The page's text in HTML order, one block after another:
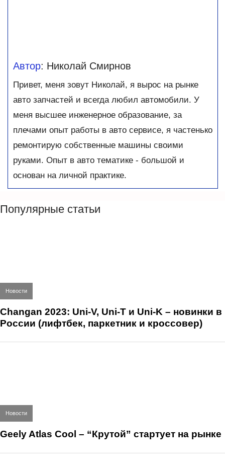
Автор: Николай Смирнов
Привет, меня зовут Николай, я вырос на рынке
авто запчастей и всегда любил автомобили. У
меня высшее инженерное образование, за
плечами опыт работы в авто сервисе, я частенько
ремонтирую собственные машины своими
руками. Опыт в авто тематике - большой и
основан на личной практике.
Популярные статьи
Новости
Changan 2023: Uni-V, Uni-T и Uni-K – новинки в
России (лифтбек, паркетник и кроссовер)
Новости
Geely Atlas Cool – “Крутой” стартует на рынке